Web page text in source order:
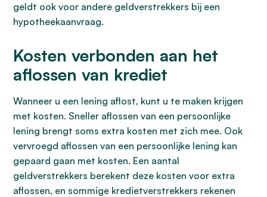
geldt ook voor andere geldverstrekkers bij een
hypotheekaanvraag.
Kosten verbonden aan het
aflossen van krediet
Wanneer u een lening aflost, kunt u te maken krijgen
met kosten. Sneller aflossen van een persoonlijke
lening brengt soms extra kosten met zich mee. Ook
vervroegd aflossen van een persoonlijke lening kan
gepaard gaan met kosten. Een aantal
geldverstrekkers berekent deze kosten voor extra
aflossen, en sommige kredietverstrekkers rekenen